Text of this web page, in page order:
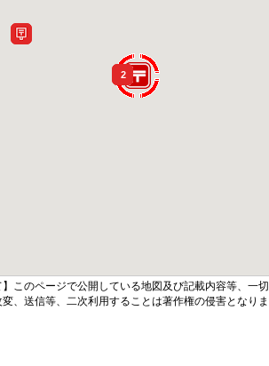
2
】このページで公開している地図及び記載内容等、一
、送信等、二次利用することは著作権の侵害となりま